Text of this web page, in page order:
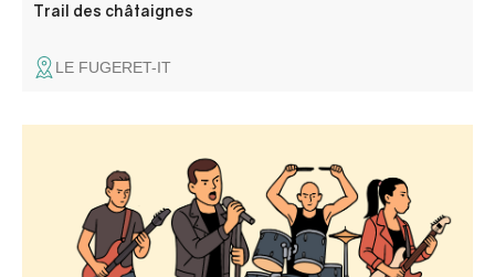
Trail des châtaignes
LE FUGERET-IT
Groupe de Rock. Barbecue géant, pizzas au feu de bois,
tout ce qu'il faut pour passer une excellente soirée.